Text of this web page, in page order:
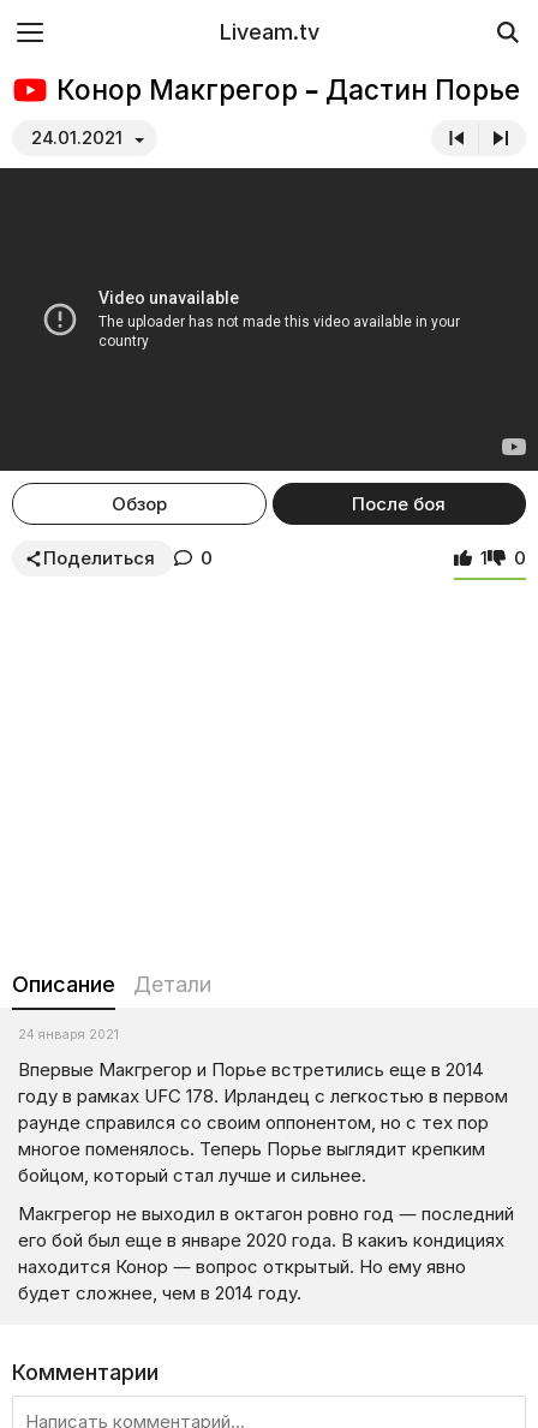
Liveam.tv
Конор Макгрегор – Дастин Порье
24.01.2021
Обзор После боя
Поделиться 0 1 0
Описание Детали
24 января 2021
Впервые Макгрегор и Порье встретились еще в 2014
году в рамках UFC 178. Ирландец с легкостью в первом
раунде справился со своим оппонентом, но с тех пор
многое поменялось. Теперь Порье выглядит крепким
бойцом, который стал лучше и сильнее.
Макгрегор не выходил в октагон ровно год — последний
его бой был еще в январе 2020 года. В какиъ кондициях
находится Конор — вопрос открытый. Но ему явно
будет сложнее, чем в 2014 году.
Комментарии